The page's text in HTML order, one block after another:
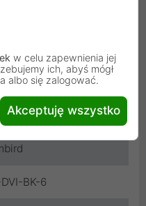
męski
męski
BK-6
w celu zapewnienia jej
ich, abyś mógł
albo się zalogować.
Akceptuję wszystko